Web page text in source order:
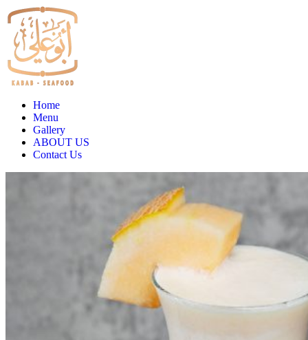
Home
Menu
Gallery
ABOUT US
Contact Us